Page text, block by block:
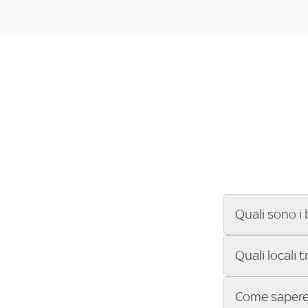
Quali sono i
Se cerchi un
ENILIVE, la
Sky Bar ti
Quali locali
Vuoi sapere
Come